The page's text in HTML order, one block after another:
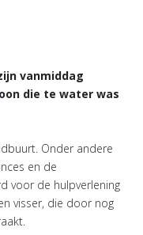
vanmiddag
die te water was
Onder andere
en de
voor de hulpverlening
visser, die door nog